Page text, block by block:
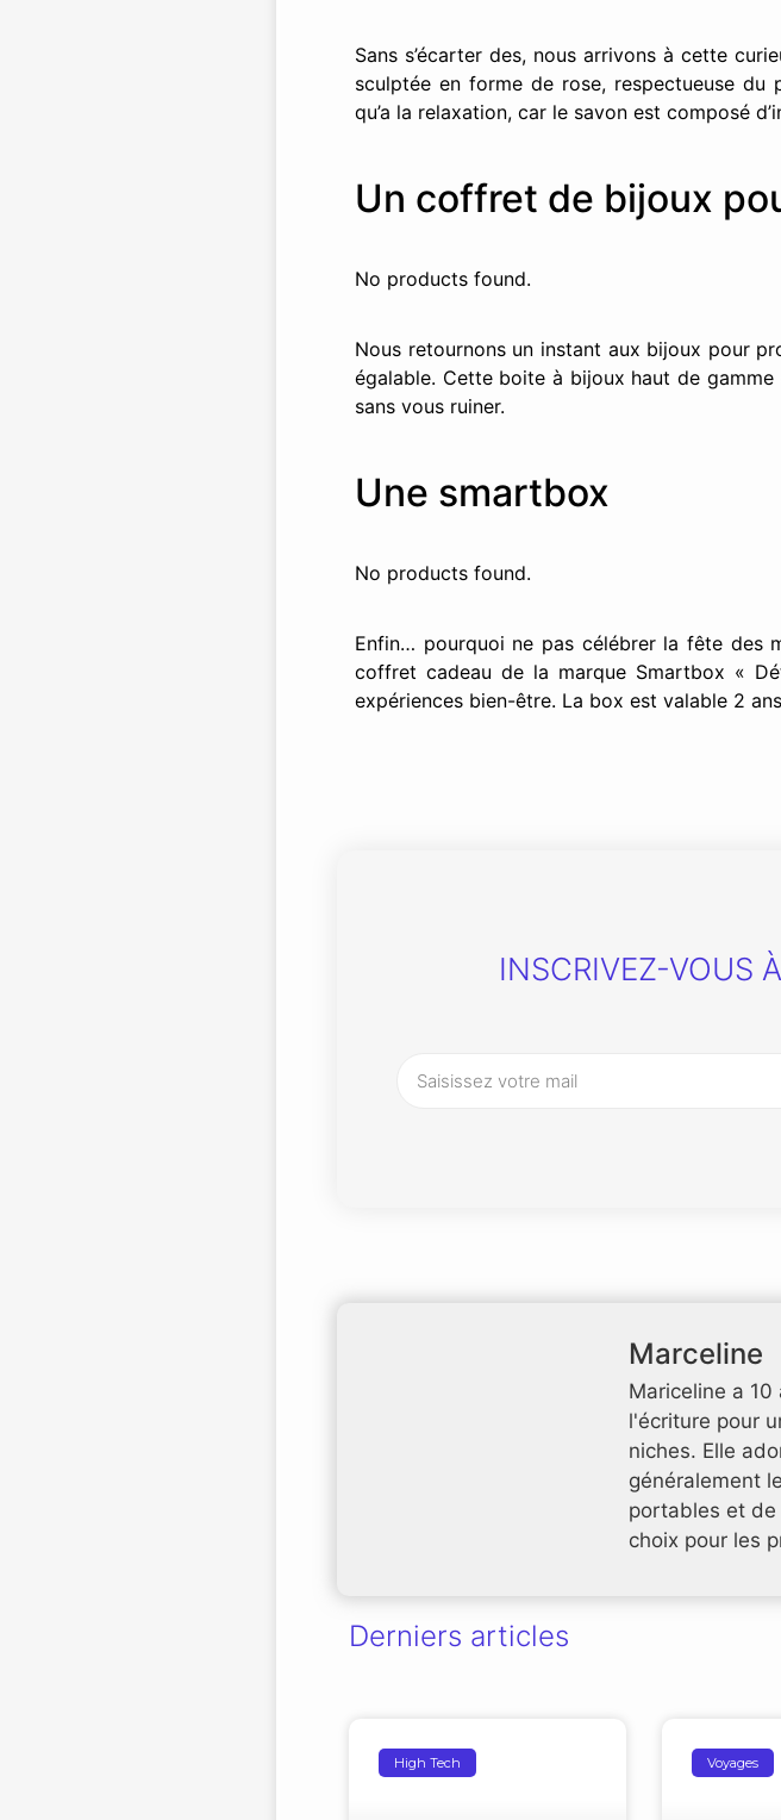
Sans s’écarter des, nous arrivons à cette
sculptée en forme de rose, respectueuse
qu’a la relaxation, car le savon est composé
Un coffret de bijoux
No products found.
Nous retournons un instant aux bijoux pour
égalable. Cette boite à bijoux haut de
sans vous ruiner.
Une smartbox
No products found.
Enfin… pourquoi ne pas célébrer la fête des
coffret cadeau de la marque Smartbox «
expériences bien-être. La box est valable 2
INSCRIVEZ-VOUS
Marceline
Mariceline a
l'écriture pour
niches. Elle
généralement
portables et de
choix pour les
Derniers articles
High Tech Voyages